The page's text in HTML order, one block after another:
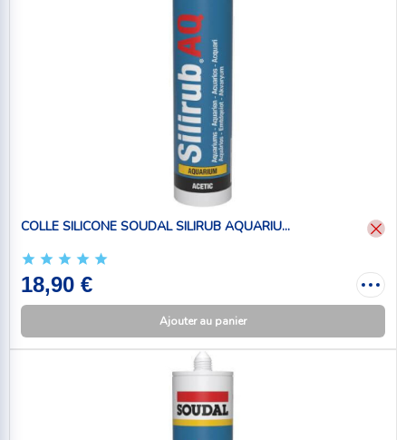
COLLE SILICONE SOUDAL SILIRUB AQUARIU...
18,90 €
Ajouter au panier